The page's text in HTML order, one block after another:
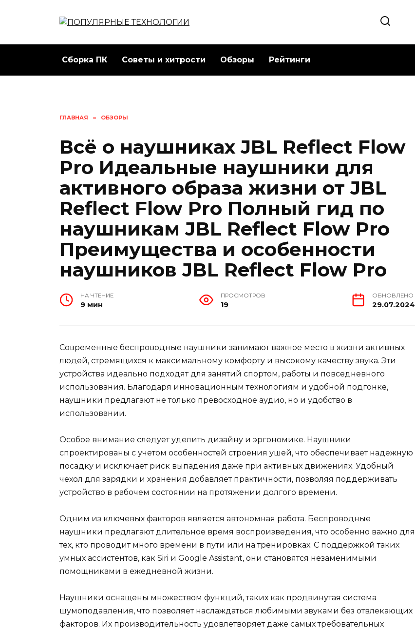
Сборка ПК Советы и хитрости Обзоры Рейтинги
ГЛАВНАЯ » ОБЗОРЫ
Всё о наушниках JBL Reflect Flow
Pro Идеальные наушники для
активного образа жизни от JBL
Reflect Flow Pro Полный гид по
наушникам JBL Reflect Flow Pro
Преимущества и особенности
наушников JBL Reflect Flow Pro
НА ЧТЕНИЕ
9 мин
ПРОСМОТРОВ
19
ОБНОВЛЕНО
29.07.2024
Современные беспроводные наушники занимают важное место в жизни активных
людей, стремящихся к максимальному комфорту и высокому качеству звука. Эти
устройства идеально подходят для занятий спортом, работы и повседневного
использования. Благодаря инновационным технологиям и удобной подгонке,
наушники предлагают не только превосходное аудио, но и удобство в
использовании.
Особое внимание следует уделить дизайну и эргономике. Наушники
спроектированы с учетом особенностей строения ушей, что обеспечивает надежную
посадку и исключает риск выпадения даже при активных движениях. Удобный
чехол для зарядки и хранения добавляет практичности, позволяя поддерживать
устройство в рабочем состоянии на протяжении долгого времени.
Одним из ключевых факторов является автономная работа. Беспроводные
наушники предлагают длительное время воспроизведения, что особенно важно для
тех, кто проводит много времени в пути или на тренировках. С поддержкой таких
умных ассистентов, как Siri и Google Assistant, они становятся незаменимыми
помощниками в ежедневной жизни.
Наушники оснащены множеством функций, таких как продвинутая система
шумоподавления, что позволяет наслаждаться любимыми звуками без отвлекающих
факторов. Их производительность удовлетворяет даже самых требовательных